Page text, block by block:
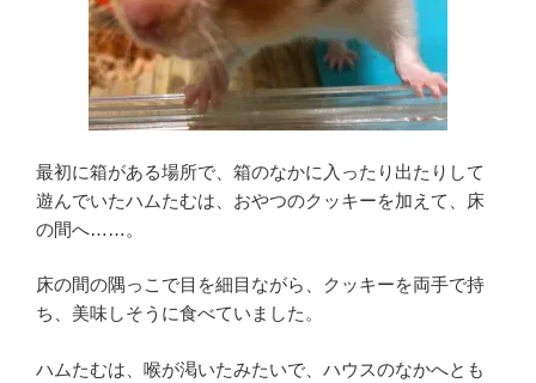
最初に箱がある場所で、箱のなかに入ったり出たりして
遊んでいたハムたむは、おやつのクッキーを加えて、床
の間へ……。
床の間の隅っこで目を細目ながら、クッキーを両手で持
ち、美味しそうに食べていました。
ハムたむは、喉が渇いたみたいで、ハウスのなかへとも